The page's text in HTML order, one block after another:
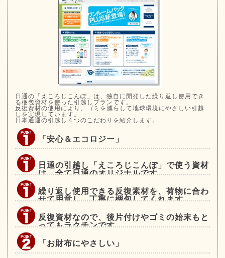
日通の「えころじこんぽ」は、独自に開発した繰り返し使用でき
る梱包資材を使った引越しプランです。
反復資材の使用により、ゴミを減らして地球環境にやさしい引越
しを実現しています。
日本通運の引越し４つのこだわりを紹介します。
「安心＆エコロジー」
日通の引越し「えころじこんぽ」で使う資材
は、全て日通のオリジナルです。
繰り返し使用できる反復素材を、荷物に合わ
せて用意し、丁寧に梱包してくれます。
反復資材なので、後片付けやゴミの始末もと
ってもラクチンです。
「お財布にやさしい」